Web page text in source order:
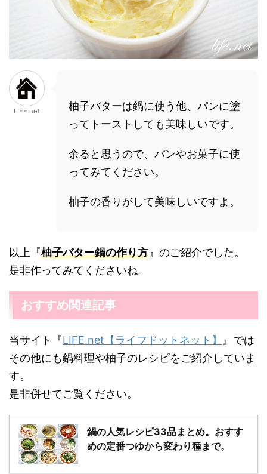
LIFE.net
柚子バターは鍋に使う他、パンに塗
ってトーストしても美味しいです。
余ると思うので、パンやお菓子に使
ってみてください。
柚子の香りがして美味しいですよ。
以上『柚子バター鍋の作り方 』のご紹介でした。
是非作ってみてくださいね。
おすすめ関連記事
当サイト『LIFE.net【ライフドットネット】
』では
その他にも鍋料理や柚子のレシピをご紹介していま
す。
是非併せてご覧ください。
鍋の人気レシピ33品まとめ。おすす
めの定番つゆから変わり種まで。